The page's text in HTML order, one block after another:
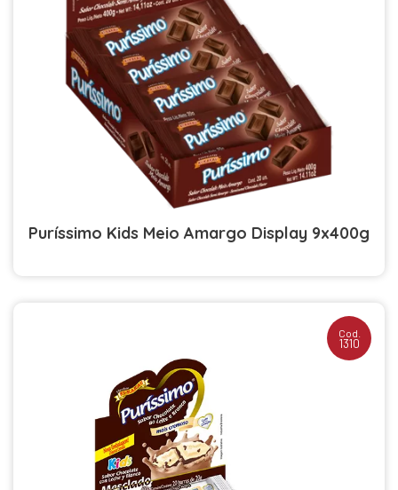
Puríssimo Kids Meio Amargo Display 9x400g
Cod.
1310